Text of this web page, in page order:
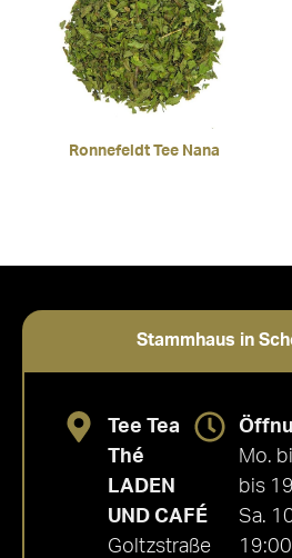
Ronnefeldt Tee Nana
Stammhaus in
Tee Tea
Thé
LADEN
UND CAFÉ
Goltzstraße
Mo.
bis
Sa.
19:00